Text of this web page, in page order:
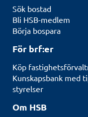
Sök bostad
Bli HSB-medlem
Börja bospara
För brf:er
Köp
Kunskapsbank med
styrelser
Om HSB